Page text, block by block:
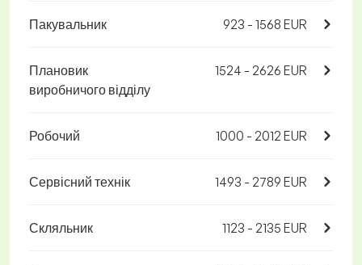
Пакувальник 923 - 1568 EUR
Плановик
виробничого відділу
1524 - 2626 EUR
Робочий 1000 - 2012 EUR
Сервісний технік 1493 - 2789 EUR
Скляльник 1123 - 2135 EUR